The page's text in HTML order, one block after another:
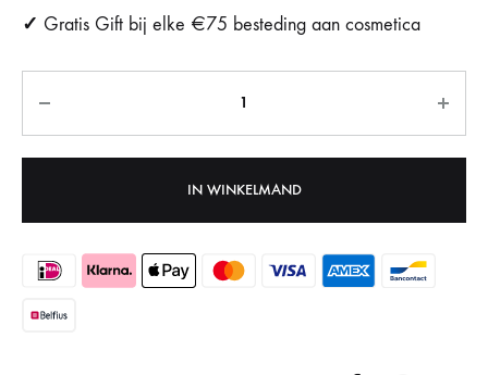
✓ Gratis Gift bij elke €75 besteding aan cosmetica
IN WINKELMAND